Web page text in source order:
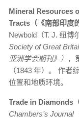
Mineral Resources
Tracts（《南部印度
Newbold（T. J. 纽博
Society of Great
亚洲学会期刊》） ，
（1843 年）。 作者
位置和地质环境。
Trade in Diamonds
Chambers’s Journal